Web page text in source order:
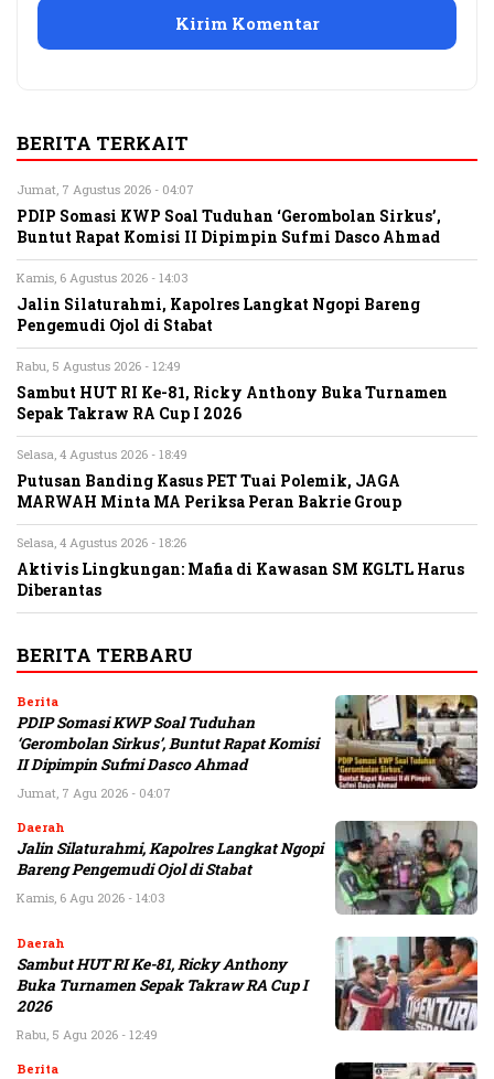
BERITA TERKAIT
Jumat, 7 Agustus 2026 - 04:07
PDIP Somasi KWP Soal Tuduhan ‘Gerombolan Sirkus’,
Buntut Rapat Komisi II Dipimpin Sufmi Dasco Ahmad
Kamis, 6 Agustus 2026 - 14:03
Jalin Silaturahmi, Kapolres Langkat Ngopi Bareng
Pengemudi Ojol di Stabat
Rabu, 5 Agustus 2026 - 12:49
Sambut HUT RI Ke-81, Ricky Anthony Buka Turnamen
Sepak Takraw RA Cup I 2026
Selasa, 4 Agustus 2026 - 18:49
Putusan Banding Kasus PET Tuai Polemik, JAGA
MARWAH Minta MA Periksa Peran Bakrie Group
Selasa, 4 Agustus 2026 - 18:26
Aktivis Lingkungan: Mafia di Kawasan SM KGLTL Harus
Diberantas
BERITA TERBARU
Berita
PDIP Somasi KWP Soal Tuduhan
‘Gerombolan Sirkus’, Buntut Rapat Komisi
II Dipimpin Sufmi Dasco Ahmad
Jumat, 7 Agu 2026 - 04:07
Daerah
Jalin Silaturahmi, Kapolres Langkat Ngopi
Bareng Pengemudi Ojol di Stabat
Kamis, 6 Agu 2026 - 14:03
Daerah
Sambut HUT RI Ke-81, Ricky Anthony
Buka Turnamen Sepak Takraw RA Cup I
2026
Rabu, 5 Agu 2026 - 12:49
Berita